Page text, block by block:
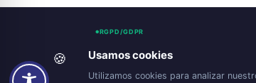
🍪
RGPD/GDPR
Usamos cookies
Utilizamos cookies para analizar